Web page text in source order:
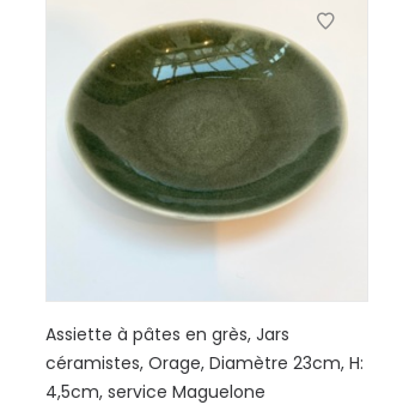
Assiette à pâtes en grès, Jars
céramistes, Orage, Diamètre 23cm, H:
4,5cm, service Maguelone